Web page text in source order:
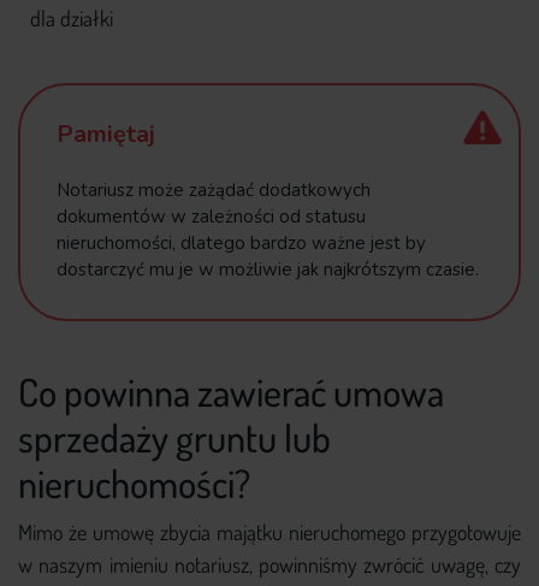
dla działki
Pamiętaj
Notariusz może zażądać dodatkowych
dokumentów w zależności od statusu
nieruchomości, dlatego bardzo ważne jest by
dostarczyć mu je w możliwie jak najkrótszym czasie.
Co powinna zawierać umowa
sprzedaży gruntu lub
nieruchomości?
Mimo że umowę zbycia majątku nieruchomego przygotowuje
w naszym imieniu notariusz, powinniśmy zwrócić uwagę, czy